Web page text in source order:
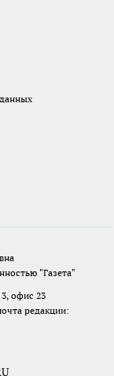
"Газета"
3, офис 23
редакции: